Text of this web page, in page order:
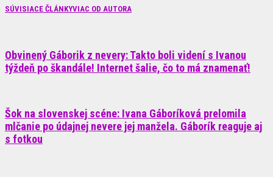
SÚVISIACE ČLÁNKYVIAC OD AUTORA
Obvinený Gáborik z nevery: Takto boli videní s Ivanou
týždeň po škandále! Internet šalie, čo to má znamenať!
Šok na slovenskej scéne: Ivana Gáboríková prelomila
mlčanie po údajnej nevere jej manžela. Gáborík reaguje aj
s fotkou